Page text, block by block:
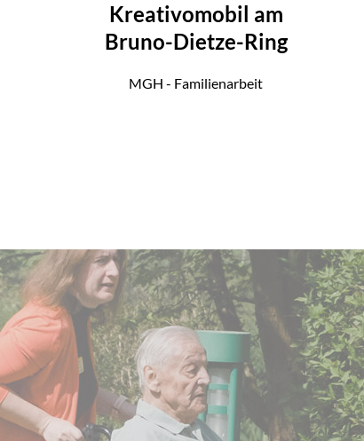
Kreativomobil am
Bruno-Dietze-Ring
MGH - Familienarbeit